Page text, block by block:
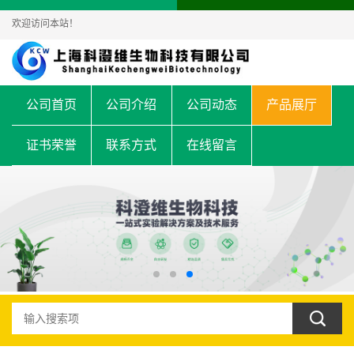
欢迎访问本站！
公司首页 公司介绍 公司动态 产品展厅
证书荣誉 联系方式 在线留言